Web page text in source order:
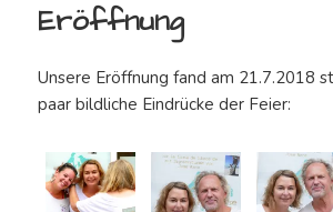
Eröffnung
Unsere Eröffnung fand am 21.7.2018
paar bildliche Eindrücke der Feier: